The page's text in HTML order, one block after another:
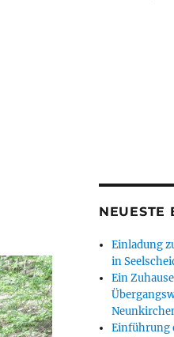
NEUESTE
Einladung
in
Ein
Einführung